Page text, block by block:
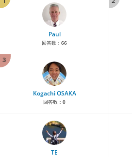
Paul
回答数： 66
3
Kogachi OSAKA
回答数： 0
TE